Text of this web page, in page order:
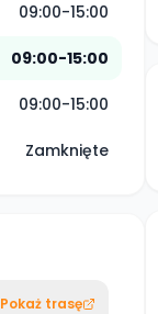
09:00-15:00
09:00-15:00
09:00-15:00
Zamknięte
Pokaż trasę